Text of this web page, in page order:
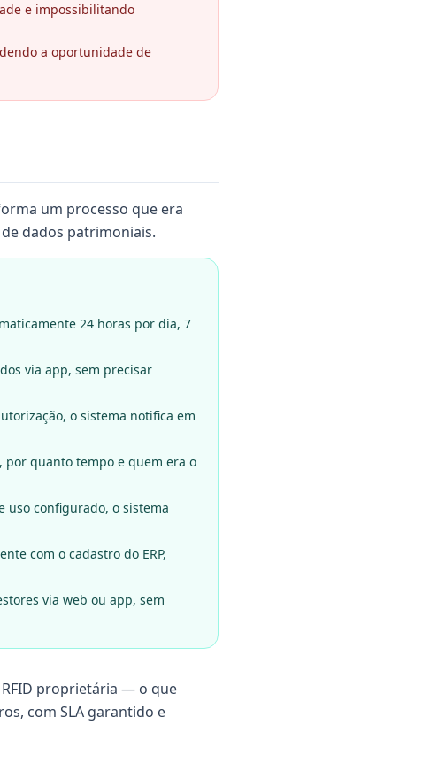
e impossibilitando
a oportunidade de
um processo que era
dados patrimoniais.
24 horas por dia, 7
via app, sem precisar
o sistema notifica em
por quanto tempo e quem era o
uso configurado, o sistema
com o cadastro do ERP,
via web ou app, sem
proprietária — o que
com SLA garantido e